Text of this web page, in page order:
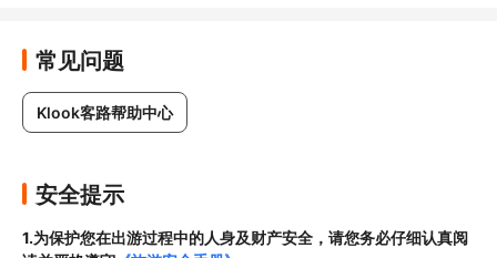
常见问题
Klook客路帮助中心
安全提示
1.为保护您在出游过程中的人身及财产安全，请您务必仔细认真阅